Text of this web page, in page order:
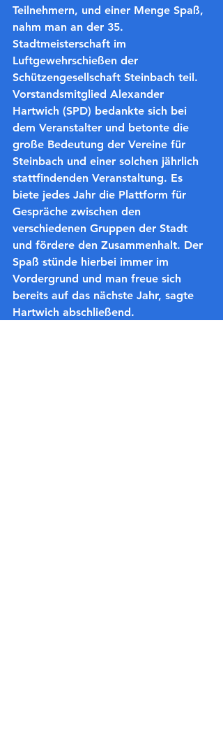
Teilnehmern, und einer Menge Spaß,
nahm man an der 35.
Stadtmeisterschaft im
Luftgewehrschießen der
Schützengesellschaft Steinbach teil.
Vorstandsmitglied Alexander
Hartwich (SPD) bedankte sich bei
dem Veranstalter und betonte die
große Bedeutung der Vereine für
Steinbach und einer solchen jährlich
stattfindenden Veranstaltung. Es
biete jedes Jahr die Plattform für
Gespräche zwischen den
verschiedenen Gruppen der Stadt
und fördere den Zusammenhalt. Der
Spaß stünde hierbei immer im
Vordergrund und man freue sich
bereits auf das nächste Jahr, sagte
Hartwich abschließend.